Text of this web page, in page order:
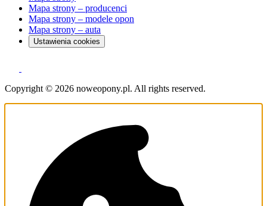
Mapa strony – producenci
Mapa strony – modele opon
Mapa strony – auta
Ustawienia cookies
Copyright © 2026 noweopony.pl. All rights reserved.